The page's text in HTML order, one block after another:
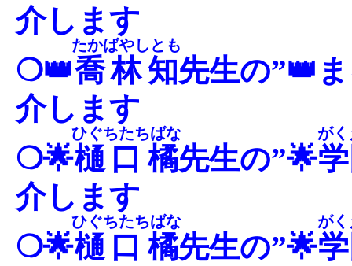
介します
❍👑喬林知
たかばやしとも
先生の”👑
介します
❍🌟樋口橘
ひぐちたちばな
先生の”🌟
が
介します
❍🌟樋口橘
ひぐちたちばな
先生の”🌟
が